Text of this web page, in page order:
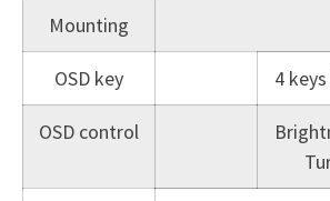
Mounting
OSD key 4
OSD control